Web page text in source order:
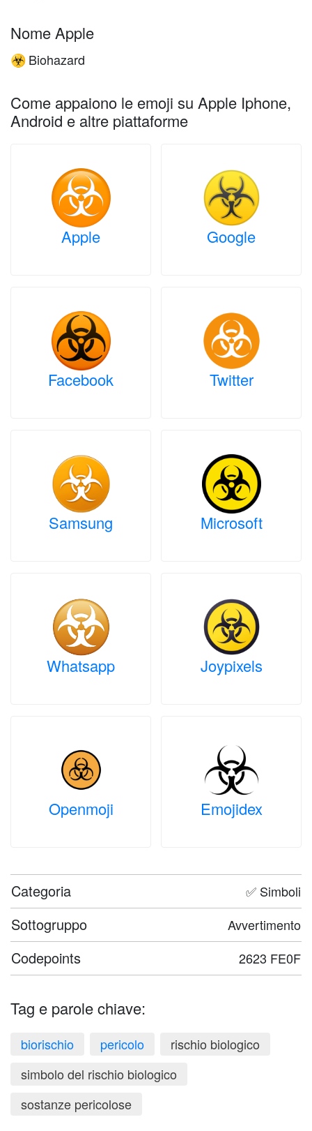
Nome Apple
☣️ Biohazard
Come appaiono le emoji su Apple Iphone,
Android e altre piattaforme
Apple Google
Facebook Twitter
Samsung Microsoft
Whatsapp Joypixels
Openmoji Emojidex
Categoria ✅ Simboli
Sottogruppo Avvertimento
Codepoints 2623 FE0F
Tag e parole chiave:
biorischio pericolo
rischio biologico
simbolo del rischio biologico
sostanze pericolose